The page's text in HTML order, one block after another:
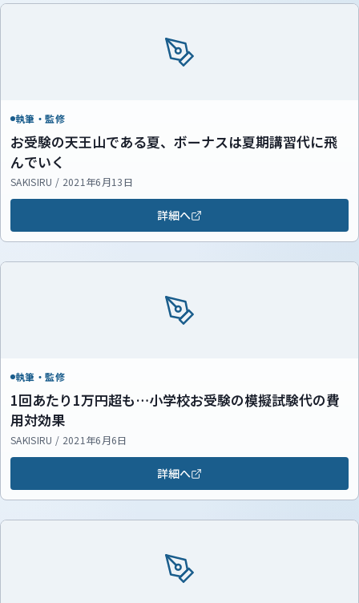
執筆・監修
お受験の天王山である夏、ボーナスは夏期講習代に飛
んでいく
SAKISIRU / 2021年6月13日
詳細へ
執筆・監修
1回あたり1万円超も…小学校お受験の模擬試験代の費
用対効果
SAKISIRU / 2021年6月6日
詳細へ